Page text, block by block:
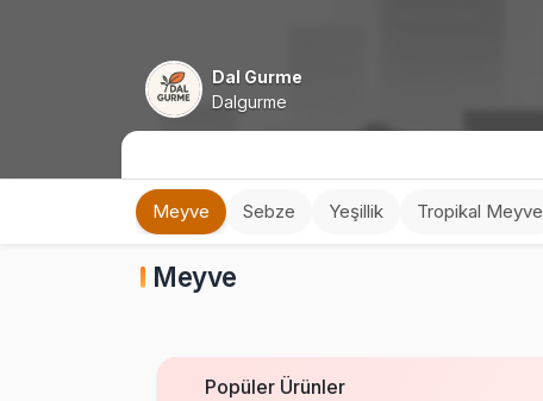
Dal Gurme
Dalgurme
Meyve Sebze Yeşillik Tropikal Meyve
Meyve
Popüler Ürünler